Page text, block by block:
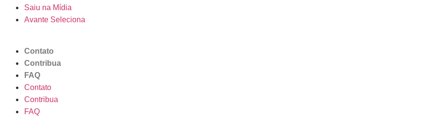
Saiu na Mídia
Avante Seleciona
Contato
Contribua
FAQ
Contato
Contribua
FAQ